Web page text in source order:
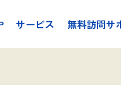
サービス 無料訪問サ